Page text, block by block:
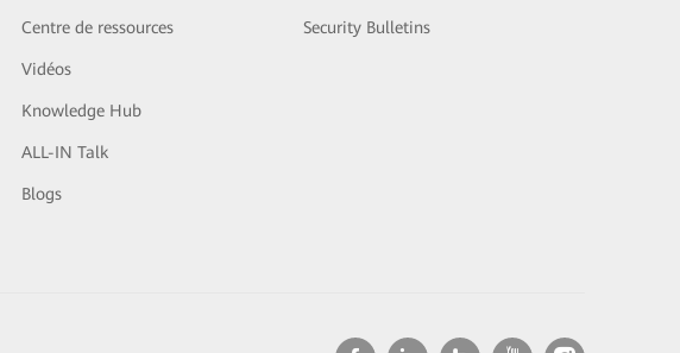
Centre de ressources
Vidéos
Knowledge Hub
ALL-IN Talk
Blogs
Security Bulletins